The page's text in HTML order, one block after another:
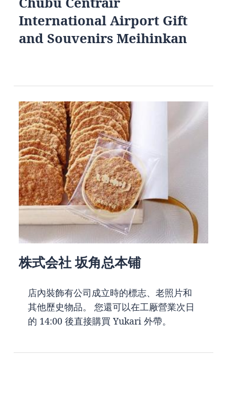
International Airport Gift
and Souvenirs Meihinkan
株式会社 坂角总本铺
店內裝飾有公司成立時的標志、老照片和
其他歷史物品。 您還可以在工厰營業次日
的 14:00 後直接購買 Yukari 外帶。